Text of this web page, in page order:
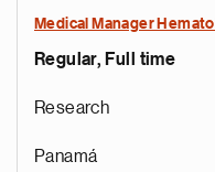
Medical Manager
Regular, Full time
Research
Panamá